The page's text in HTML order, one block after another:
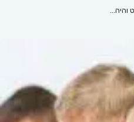
והיה…